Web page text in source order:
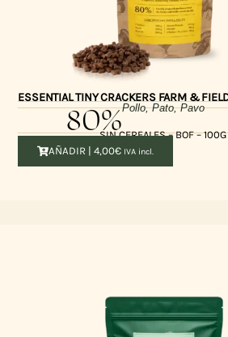
80%SIN CEREALES – BOF – 100G
AÑADIR |4,00€ IVA incl.